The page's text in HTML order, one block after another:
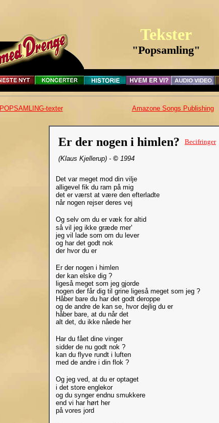
Tekster
"Popsamling"
POPSAMLING-texter Amazone Songs Publishing
Er der nogen i himlen? Becifringer
(Klaus Kjellerup) - © 1994
Det var meget mod din vilje
alligevel fik du ram på mig
det er værst at være den efterladte
når nogen rejser deres vej
Og selv om du er væk for altid
så vil jeg ikke græde mer'
jeg vil lade som om du lever
og har det godt nok
der hvor du er
Er der nogen i himlen
der kan elske dig ?
ligeså meget som jeg gjorde
nogen der får dig til grine ligeså meget som jeg ?
Håber bare du har det godt deroppe
og de andre de kan se, hvor dejlig du er
håber bare, at du når det
alt det, du ikke nåede her
Har du fået dine vinger
sidder de nu godt nok ?
kan du flyve rundt i luften
med de andre i din flok ?
Og jeg ved, at du er optaget
i det store englekor
og du synger endnu smukkere
end vi har hørt her
på vores jord